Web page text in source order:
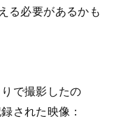
る必要があるかも
で撮影したの
された映像：